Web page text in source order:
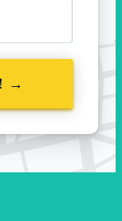
→